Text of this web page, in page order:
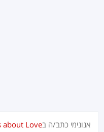
אנונימי כתב/ה בabout Love